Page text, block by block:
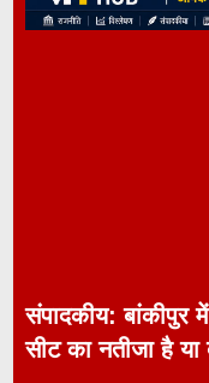
संपादकीय: बांकीपुर
सीट का नतीजा है